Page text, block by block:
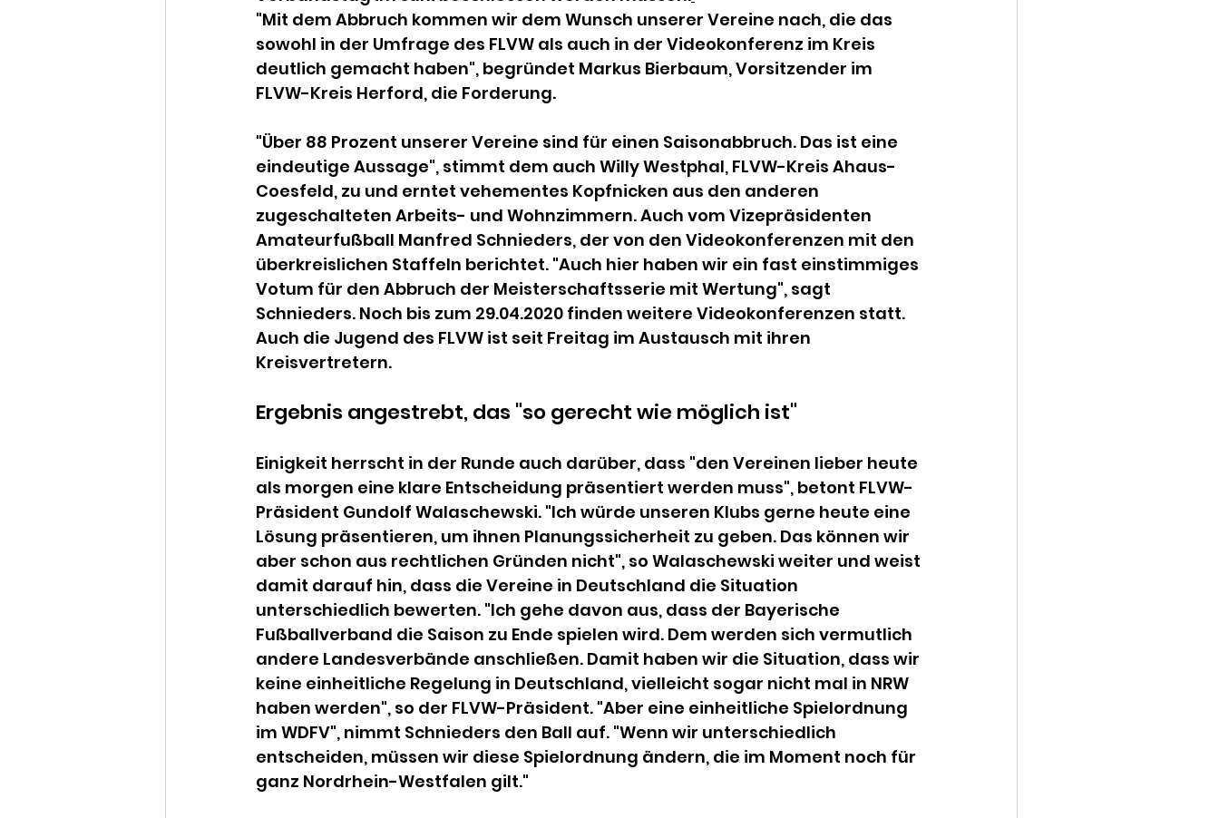
"Mit dem Abbruch kommen wir dem Wunsch unserer Vereine nach, die das
sowohl in der Umfrage des FLVW als auch in der Videokonferenz im Kreis
deutlich gemacht haben", begründet Markus Bierbaum, Vorsitzender im
FLVW-Kreis Herford, die Forderung.
"Über 88 Prozent unserer Vereine sind für einen Saisonabbruch. Das ist eine
eindeutige Aussage", stimmt dem auch Willy Westphal, FLVW-Kreis Ahaus-
Coesfeld, zu und erntet vehementes Kopfnicken aus den anderen
zugeschalteten Arbeits- und Wohnzimmern. Auch vom Vizepräsidenten
Amateurfußball Manfred Schnieders, der von den Videokonferenzen mit den
überkreislichen Staffeln berichtet. "Auch hier haben wir ein fast einstimmiges
Votum für den Abbruch der Meisterschaftsserie mit Wertung", sagt
Schnieders. Noch bis zum 29.04.2020 finden weitere Videokonferenzen statt.
Auch die Jugend des FLVW ist seit Freitag im Austausch mit ihren
Kreisvertretern.
Ergebnis angestrebt, das "so gerecht wie möglich ist"
Einigkeit herrscht in der Runde auch darüber, dass "den Vereinen lieber heute
als morgen eine klare Entscheidung präsentiert werden muss", betont FLVW-
Präsident Gundolf Walaschewski. "Ich würde unseren Klubs gerne heute eine
Lösung präsentieren, um ihnen Planungssicherheit zu geben. Das können wir
aber schon aus rechtlichen Gründen nicht", so Walaschewski weiter und weist
damit darauf hin, dass die Vereine in Deutschland die Situation
unterschiedlich bewerten. "Ich gehe davon aus, dass der Bayerische
Fußballverband die Saison zu Ende spielen wird. Dem werden sich vermutlich
andere Landesverbände anschließen. Damit haben wir die Situation, dass wir
keine einheitliche Regelung in Deutschland, vielleicht sogar nicht mal in NRW
haben werden", so der FLVW-Präsident. "Aber eine einheitliche Spielordnung
im WDFV", nimmt Schnieders den Ball auf. "Wenn wir unterschiedlich
entscheiden, müssen wir diese Spielordnung ändern, die im Moment noch für
ganz Nordrhein-Westfalen gilt."